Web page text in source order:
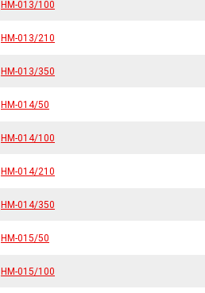
HM-013/100
HM-013/210
HM-013/350
HM-014/50
HM-014/100
HM-014/210
HM-014/350
HM-015/50
HM-015/100
HM-013/100
HM-013/210
HM-013/350
HM-014/50
HM-014/100
HM-014/210
HM-014/350
HM-015/50
HM-015/100